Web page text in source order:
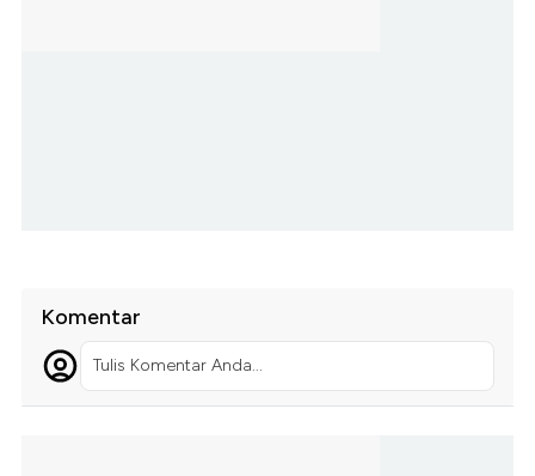
Komentar
Tulis Komentar Anda...